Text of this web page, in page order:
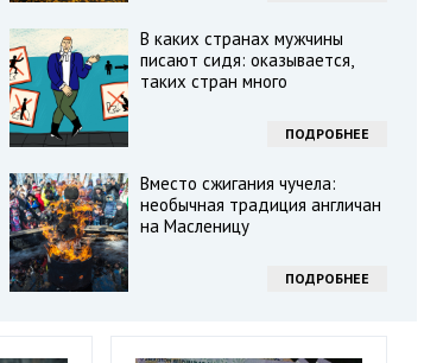
В каких странах мужчины
писают сидя: оказывается,
таких стран много
ПОДРОБНЕЕ
Вместо сжигания чучела:
необычная традиция англичан
на Масленицу
ПОДРОБНЕЕ